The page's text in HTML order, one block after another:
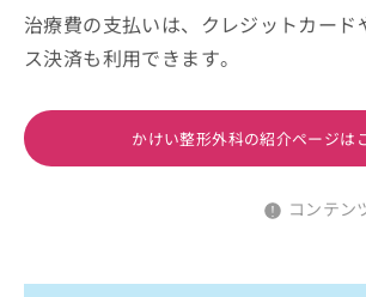
治療費の支払いは、クレジットカード
ス決済も利用できます。
かけい整形外科の紹介ページは
コンテン